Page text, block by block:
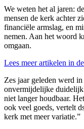
We weten het al jaren:
mensen de kerk achter
financiële armslag, en
nemen. Aan het woord
omgaan.
Lees meer artikelen in
Zes jaar geleden werd
onvermijdelijke
niet langer houdbaar.
ook veel goeds, vertelt
kerk met meer variatie.”